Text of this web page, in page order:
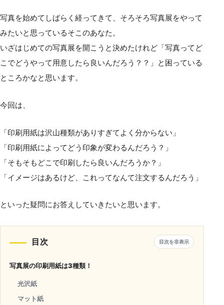
写真を始めてしばらく経ってきて、そろそろ写真展をやって
みたいと思っているそこのあなた。
いざはじめての写真展を開こうと決めたけれど「写真ってど
こでどうやって用意したら良いんだろう？？」と困っている
ところかなと思います。
今回は、
「印刷用紙は沢山種類がありすぎてよく分からない」
「印刷用紙によってどう印象が変わるんだろう？」
「そもそもどこで印刷したら良いんだろうか？」
「イメージはあるけど、これってなんて注文するんだろう」
といった疑問にお答えしていきたいと思います。
目次 目次を非表示
写真展の印刷用紙は3種類！
光沢紙
マット紙